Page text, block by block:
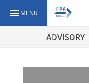
MENU
ADVISORY